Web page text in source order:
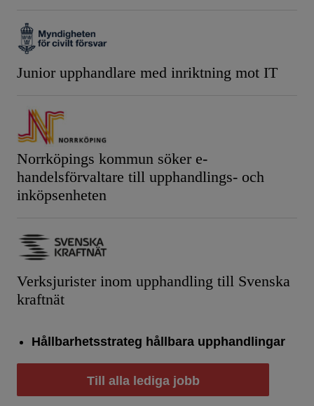
Junior upphandlare med inriktning mot IT
Norrköpings kommun söker e-
handelsförvaltare till upphandlings- och
inköpsenheten
Verksjurister inom upphandling till Svenska
kraftnät
Hållbarhetsstrateg hållbara upphandlingar
Till alla lediga jobb